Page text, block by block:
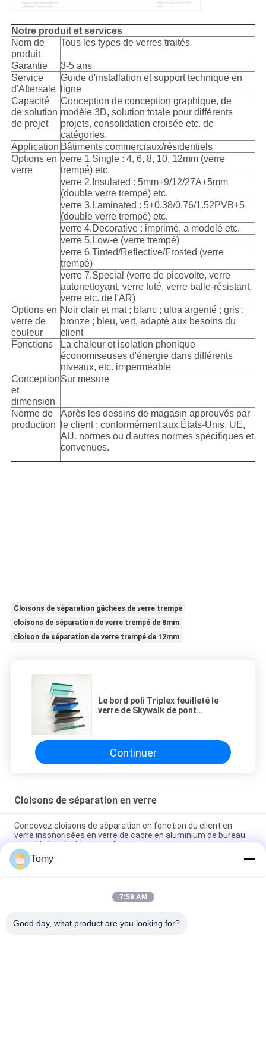
Notre produit et services
Nom de
produit
Tous les types de verres traités
Garantie
3-5 ans
Service
d'Aftersale
Guide d'installation et support technique en
ligne
Capacité
de solution
de projet
Conception de conception graphique, de
modèle 3D, solution totale pour différents
projets, consolidation croisée etc. de
catégories.
Application Bâtiments commerciaux/résidentiels
Options en
verre
verre 1.Single : 4, 6, 8, 10, 12mm (verre
trempé) etc.
verre 2.Insulated : 5mm+9/12/27A+5mm
(double verre trempé) etc.
verre 3.Laminated : 5+0.38/0.76/1.52PVB+5
(double verre trempé) etc.
verre 4.Decorative : imprimé, a modelé etc.
verre 5.Low-e (verre trempé)
verre 6.Tinted/Reflective/Frosted (verre
trempé)
verre 7.Special (verre de picovolte, verre
autonettoyant, verre futé, verre balle-résistant,
verre etc. de l'AR)
Options en
verre de
couleur
Noir clair et mat ; blanc ; ultra argenté ; gris ;
bronze ; bleu, vert, adapté aux besoins du
client
Fonctions
La chaleur et isolation phonique
économiseuses d'énergie dans différents
niveaux, etc. imperméable
Conception
et
dimension
Sur mesure
Norme de
production
Après les dessins de magasin approuvés par
le client ; conformément aux États-Unis, UE,
AU. normes ou d'autres normes spécifiques et
convenues.
Cloisons de séparation gâchées de verre trempé
cloisons de séparation de verre trempé de 8mm
cloison de séparation de verre trempé de 12mm
Le bord poli Triplex feuilleté le
verre de Skywalk de pont
Continuer
Cloisons de séparation en verre
Concevez cloisons de séparation en fonction du client en
verre insonorisées en verre de cadre en aluminium de bureau
portable les doubles avec l'auvent
Carreaux de mosaïque en verre intérieur transparent à corps
entier pour la cuisine
Belle mosaïque en verre intérieur transparent à corps entier
Tomy
7:59 AM
Good day, what product are you looking for?